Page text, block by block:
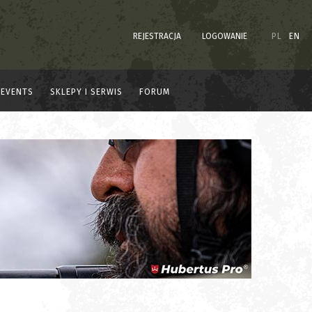
REJESTRACJA LOGOWANIE PL EN
EVENTS SKLEPY I SERWIS FORUM